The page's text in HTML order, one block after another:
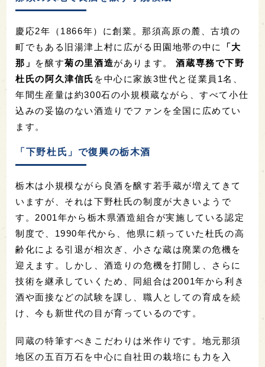
慶応2年（ 1866年）に創業。那須高原の麓、古墳の
町でもある旧湯津上村に広がる田園地帯の中に
「大
那」 を醸す菊の里酒造があります。酒蔵専務で下野
杜氏の阿久津信氏 を中心に家族3世代と従業員 1名、
年間生産量は約300石の小規模蔵ながら
、すべて小仕
込みの妥協のない酒造りでファンを全国に広めてい
ます。
「下野杜氏」で復興の栃木酒
栃木は小規模ながら良酒を醸す若手蔵が増えてきて
いますが、それは下野杜氏の制度が大きいようで
す。 2001年から栃木県酒造組合が実施 している認定
制度で、 1990年代から 、他県に頼っていた 杜氏の高
齢化による引退が相次ぎ、小さな蔵は廃業の危機を
迎えます。しかし、 酒造りの危機を打開し、さらに
技術を継承していくため、同組合は 2001年から利き
酒や面接などの試験を課し、職人 としての育成 を続
け、今も新世代の目が育っているのです 。
同蔵の特筆すべきこだわりは米作りです。地元那須
地区の五百万石を中心に自社田の栽培にも力を入